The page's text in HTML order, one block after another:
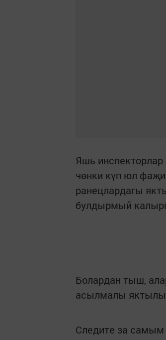
Яшь инспекторлар
чөнки күп юл
ранецлардагы
булдырмый
Болардан тыш,
асылмалы
Следите за